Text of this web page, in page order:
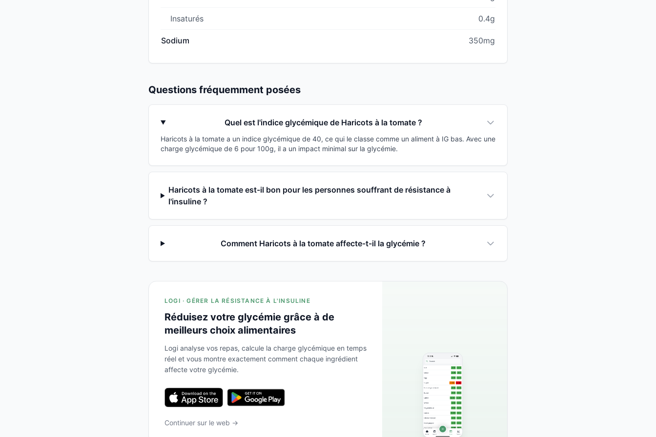
Insaturés 0.4g
Sodium 350mg
Questions fréquemment posées
Quel est l'indice glycémique de Haricots à la tomate ?
Haricots à la tomate a un indice glycémique de 40, ce qui le classe comme un aliment à IG bas. Avec une
charge glycémique de 6 pour 100g, il a un impact minimal sur la glycémie.
Haricots à la tomate est-il bon pour les personnes souffrant de résistance à
l'insuline ?
Comment Haricots à la tomate affecte-t-il la glycémie ?
LOGI · GÉRER LA RÉSISTANCE À L'INSULINE
Réduisez votre glycémie grâce à de
meilleurs choix alimentaires
Logi analyse vos repas, calcule la charge glycémique en temps
réel et vous montre exactement comment chaque ingrédient
affecte votre glycémie.
Continuer sur le web →